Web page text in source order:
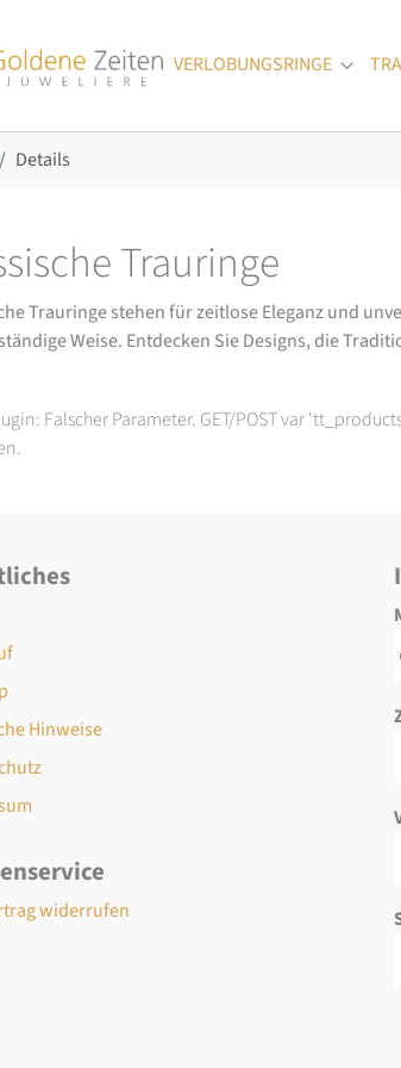
VERLOBUNGSRINGE
Details
Trauringe
Trauringe stehen für zeitlose Eleganz und
Weise. Entdecken Sie Designs, die
Falscher Parameter. GET/POST var
Hinweise
widerrufen